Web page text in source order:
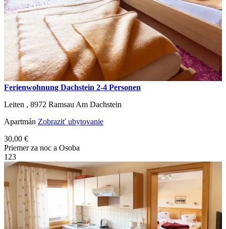
Ferienwohnung Dachstein 2-4 Personen
Leiten , 8972 Ramsau Am Dachstein
Apartmán Zobraziť ubytovanie
30,00 €
Priemer za noc a Osoba
1 23